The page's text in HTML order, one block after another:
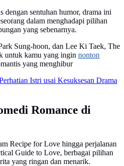
dengan sentuhan humor, drama ini
dalam menghadapi pilihan
yang sebenarnya.
Sung-hoon, dan Lee Ki Taek, The
untuk kamu yang ingin nonton
yang menghibur
Istri usai Kesuksesan Drama
Romance di
Recipe for Love hingga perjalanan
Guide to Love, berbagai pilihan
yang ringan dan menarik.